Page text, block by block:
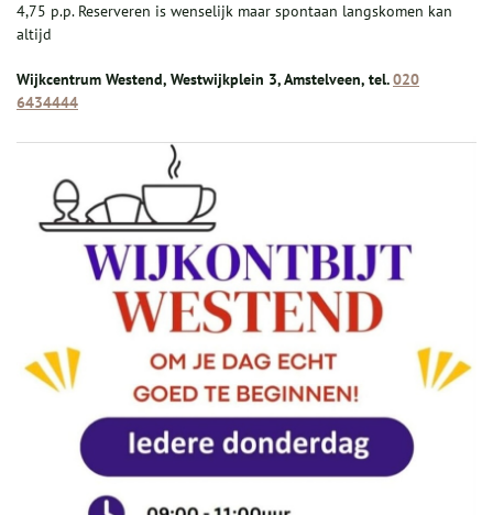
4,75 p.p. Reserveren is wenselijk maar spontaan langskomen kan
altijd
Wijkcentrum Westend, Westwijkplein 3, Amstelveen, tel.020
6434444